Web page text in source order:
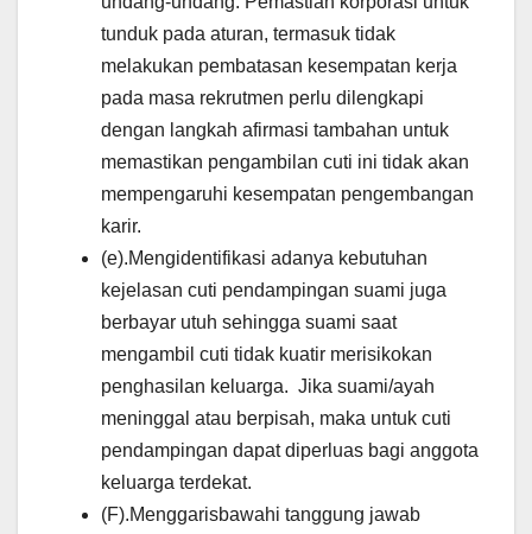
tunduk pada aturan, termasuk tidak
melakukan pembatasan kesempatan kerja
pada masa rekrutmen perlu dilengkapi
dengan langkah afirmasi tambahan untuk
memastikan pengambilan cuti ini tidak akan
mempengaruhi kesempatan pengembangan
karir.
(e).Mengidentifikasi adanya kebutuhan
kejelasan cuti pendampingan suami juga
berbayar utuh sehingga suami saat
mengambil cuti tidak kuatir merisikokan
penghasilan keluarga. Jika suami/ayah
meninggal atau berpisah, maka untuk cuti
pendampingan dapat diperluas bagi anggota
keluarga terdekat.
(F).Menggarisbawahi tanggung jawab